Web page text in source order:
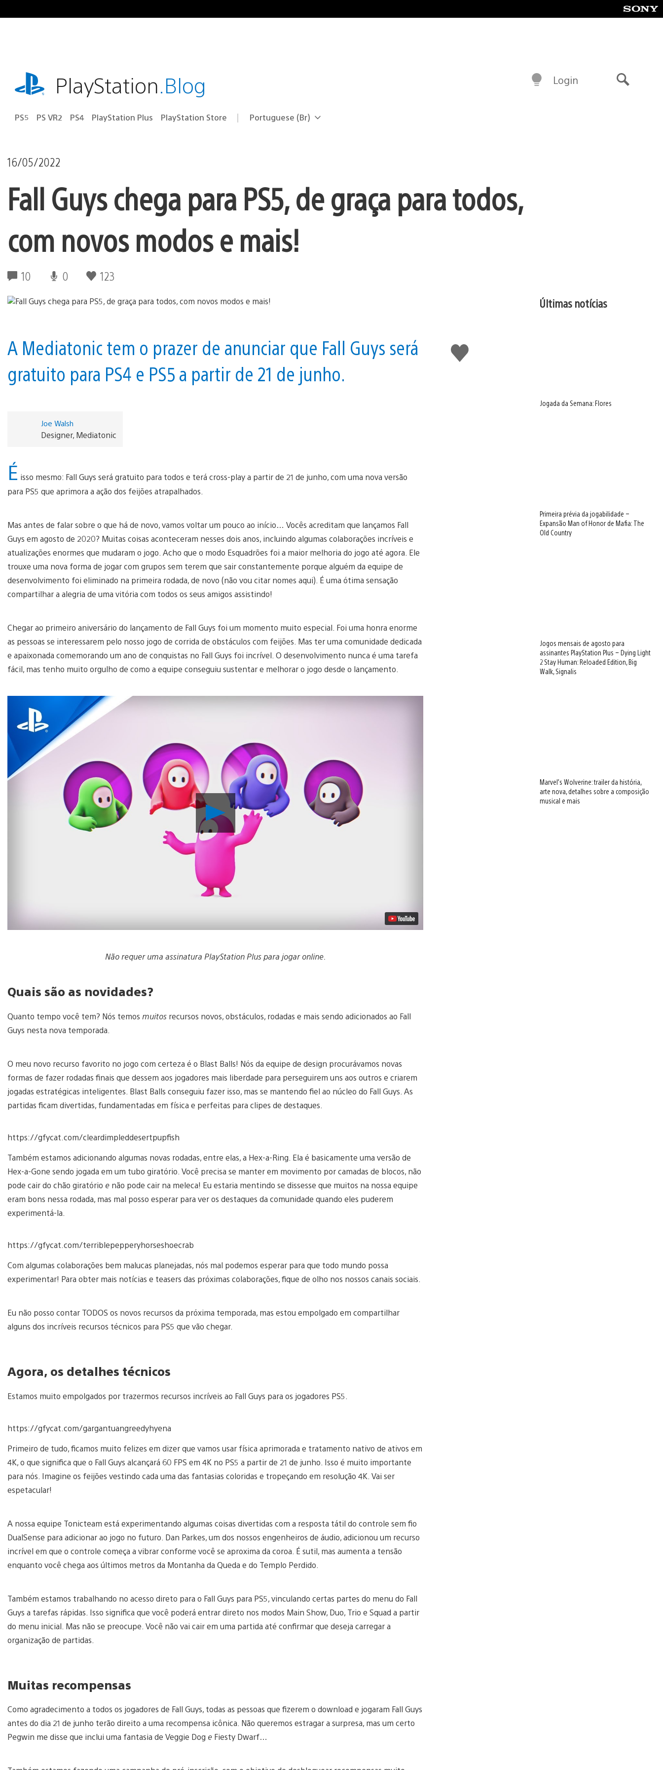
para
playstation.comPlayStation.Blog
PS5 PS VR2 PS4 PlayStation Plus PlayStation Store Selecione
Região
Portuguese (Br)
Login
16/05/2022
Fall Guys chega para PS5, de graça para todos,
com novos modos e mais!
10 0 123
Curtir
A Mediatonic tem o prazer de anunciar que Fall Guys será
gratuito para PS4 e PS5 a partir de 21 de junho.
Joe Walsh
Designer, Mediatonic
É isso mesmo: Fall Guys será gratuito para todos e terá cross-play a partir de 21 de junho, com uma nova versão
para PS5 que aprimora a ação dos feijões atrapalhados.
Mas antes de falar sobre o que há de novo, vamos voltar um pouco ao início… Vocês acreditam que lançamos Fall
Guys em agosto de 2020? Muitas coisas aconteceram nesses dois anos, incluindo algumas colaborações incríveis e
atualizações enormes que mudaram o jogo. Acho que o modo Esquadrões foi a maior melhoria do jogo até agora. Ele
trouxe uma nova forma de jogar com grupos sem terem que sair constantemente porque alguém da equipe de
desenvolvimento foi eliminado na primeira rodada, de novo (não vou citar nomes aqui). É uma ótima sensação
compartilhar a alegria de uma vitória com todos os seus amigos assistindo!
Chegar ao primeiro aniversário do lançamento de Fall Guys foi um momento muito especial. Foi uma honra enorme
as pessoas se interessarem pelo nosso jogo de corrida de obstáculos com feijões. Mas ter uma comunidade dedicada
e apaixonada comemorando um ano de conquistas no Fall Guys foi incrível. O desenvolvimento nunca é uma tarefa
fácil, mas tenho muito orgulho de como a equipe conseguiu sustentar e melhorar o jogo desde o lançamento.
Reproduzir
Vídeo
Não requer uma assinatura PlayStation Plus para jogar online.
Quais são as novidades?
Quanto tempo você tem? Nós temos muitos recursos novos, obstáculos, rodadas e mais sendo adicionados ao Fall
Guys nesta nova temporada.
O meu novo recurso favorito no jogo com certeza é o Blast Balls! Nós da equipe de design procurávamos novas
formas de fazer rodadas finais que dessem aos jogadores mais liberdade para perseguirem uns aos outros e criarem
jogadas estratégicas inteligentes. Blast Balls conseguiu fazer isso, mas se mantendo fiel ao núcleo do Fall Guys. As
partidas ficam divertidas, fundamentadas em física e perfeitas para clipes de destaques.
https://gfycat.com/cleardimpleddesertpupfish
Também estamos adicionando algumas novas rodadas, entre elas, a Hex-a-Ring. Ela é basicamente uma versão de
Hex-a-Gone sendo jogada em um tubo giratório. Você precisa se manter em movimento por camadas de blocos, não
pode cair do chão giratório e não pode cair na meleca! Eu estaria mentindo se dissesse que muitos na nossa equipe
eram bons nessa rodada, mas mal posso esperar para ver os destaques da comunidade quando eles puderem
experimentá-la.
https://gfycat.com/terriblepepperyhorseshoecrab
Com algumas colaborações bem malucas planejadas, nós mal podemos esperar para que todo mundo possa
experimentar! Para obter mais notícias e teasers das próximas colaborações, fique de olho nos nossos canais sociais.
Eu não posso contar TODOS os novos recursos da próxima temporada, mas estou empolgado em compartilhar
alguns dos incríveis recursos técnicos para PS5 que vão chegar.
Agora, os detalhes técnicos
Estamos muito empolgados por trazermos recursos incríveis ao Fall Guys para os jogadores PS5.
https://gfycat.com/gargantuangreedyhyena
Primeiro de tudo, ficamos muito felizes em dizer que vamos usar física aprimorada e tratamento nativo de ativos em
4K, o que significa que o Fall Guys alcançará 60 FPS em 4K no PS5 a partir de 21 de junho. Isso é muito importante
para nós. Imagine os feijões vestindo cada uma das fantasias coloridas e tropeçando em resolução 4K. Vai ser
espetacular!
A nossa equipe Tonicteam está experimentando algumas coisas divertidas com a resposta tátil do controle sem fio
DualSense para adicionar ao jogo no futuro. Dan Parkes, um dos nossos engenheiros de áudio, adicionou um recurso
incrível em que o controle começa a vibrar conforme você se aproxima da coroa. É sutil, mas aumenta a tensão
enquanto você chega aos últimos metros da Montanha da Queda e do Templo Perdido.
Também estamos trabalhando no acesso direto para o Fall Guys para PS5, vinculando certas partes do menu do Fall
Guys a tarefas rápidas. Isso significa que você poderá entrar direto nos modos Main Show, Duo, Trio e Squad a partir
do menu inicial. Mas não se preocupe. Você não vai cair em uma partida até confirmar que deseja carregar a
organização de partidas.
Muitas recompensas
Como agradecimento a todos os jogadores de Fall Guys, todas as pessoas que fizerem o download e jogaram Fall Guys
antes do dia 21 de junho terão direito a uma recompensa icônica. Não queremos estragar a surpresa, mas um certo
Pegwin me disse que inclui uma fantasia de Veggie Dog e Fiesty Dwarf…
Últimas notícias
Jogada da Semana: Flores
Primeira prévia da jogabilidade –
Expansão Man of Honor de Mafia: The
Old Country
Jogos mensais de agosto para
assinantes PlayStation Plus – Dying Light
2 Stay Human: Reloaded Edition, Big
Walk, Signalis
Marvel’s Wolverine: trailer da história,
arte nova, detalhes sobre a composição
musical e mais